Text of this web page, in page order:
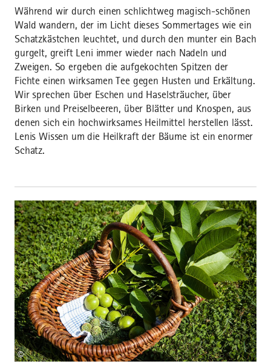
Während wir durch einen schlichtweg magisch-schönen
Wald wandern, der im Licht dieses Sommertages wie ein
Schatzkästchen leuchtet, und durch den munter ein Bach
gurgelt, greift Leni immer wieder nach Nadeln und
Zweigen. So ergeben die aufgekochten Spitzen der
Fichte einen wirksamen Tee gegen Husten und Erkältung.
Wir sprechen über Eschen und Haselsträucher, über
Birken und Preiselbeeren, über Blätter und Knospen, aus
denen sich ein hochwirksames Heilmittel herstellen lässt.
Lenis Wissen um die Heilkraft der Bäume ist ein enormer
Schatz.
©